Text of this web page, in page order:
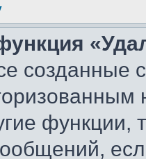
созданные
функции,